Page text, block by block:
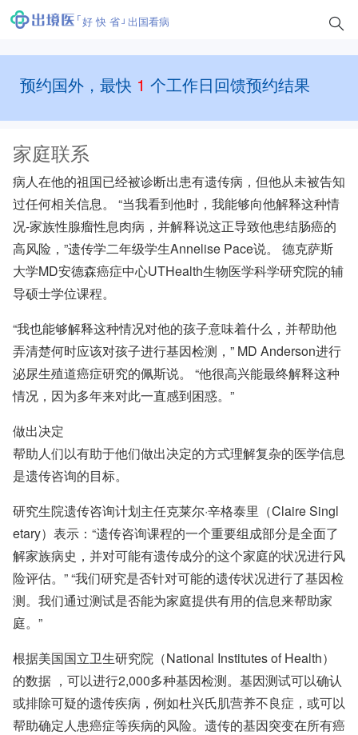
好 快 省 出国看病
预约国外，最快 1 个工作日回馈预约结果
家庭联系
病人在他的祖国已经被诊断出患有遗传病，但他从未被告知
过任何相关信息。 “当我看到他时，我能够向他解释这种情
况-家族性腺瘤性息肉病，并解释说这正导致他患结肠癌的
高风险，”遗传学二年级学生Annelise Pace说。 德克萨斯
大学MD安德森癌症中心UTHealth生物医学科学研究院的辅
导硕士学位课程。
“我也能够解释这种情况对他的孩子意味着什么，并帮助他
弄清楚何时应该对孩子进行基因检测，” MD Anderson进行
泌尿生殖道癌症研究的佩斯说。 “他很高兴能最终解释这种
情况，因为多年来对此一直感到困惑。”
做出决定
帮助人们以有助于他们做出决定的方式理解复杂的医学信息
是遗传咨询的目标。
研究生院遗传咨询计划主任克莱尔·辛格泰里（Claire Singl
etary）表示：“遗传咨询课程的一个重要组成部分是全面了
解家族病史，并对可能有遗传成分的这个家庭的状况进行风
险评估。” “我们研究是否针对可能的遗传状况进行了基因检
测。我们通过测试是否能为家庭提供有用的信息来帮助家
庭。”
根据美国国立卫生研究院（National Institutes of Health）
的数据 ，可以进行2,000多种基因检测。基因测试可以确认
或排除可疑的遗传疾病，例如杜兴氏肌营养不良症，或可以
帮助确定人患癌症等疾病的风险。遗传的基因突变在所有癌